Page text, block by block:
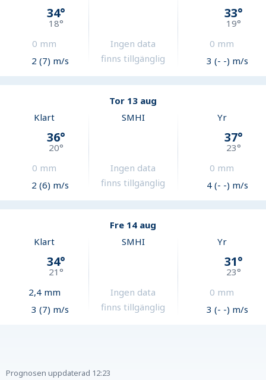
34°
18°
0 mm
2 (7) m/s
Ingen data
finns tillgänglig
33°
19°
0 mm
3 (- -) m/s
Tor 13 aug
Klart
36°
20°
0 mm
2 (6) m/s
SMHI
Ingen data
finns tillgänglig
Yr
37°
23°
0 mm
4 (- -) m/s
Fre 14 aug
Klart
34°
21°
2,4mm
3 (7) m/s
SMHI
Ingen data
finns tillgänglig
Yr
31°
23°
0 mm
3 (- -) m/s
Prognosen uppdaterad 12:23